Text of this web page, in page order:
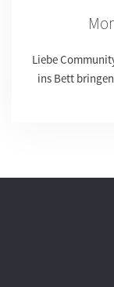
Liebe
ins Bett